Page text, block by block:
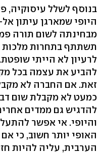
בנוסף לשלל עיסוקיה,
היופי שמארגן עיתון
מבחינתה לשום תורה
תשתתף בתחרות מלכות
לרעיון לא הייתי
להביע את עצמה בכל
זאת. אם החברה לא
כמעט לא מקבלת שום
להדגיש גם ממדים
והיופי. אי אפשר
האופי יותר חשוב, כי
הערבית, עליה להיות